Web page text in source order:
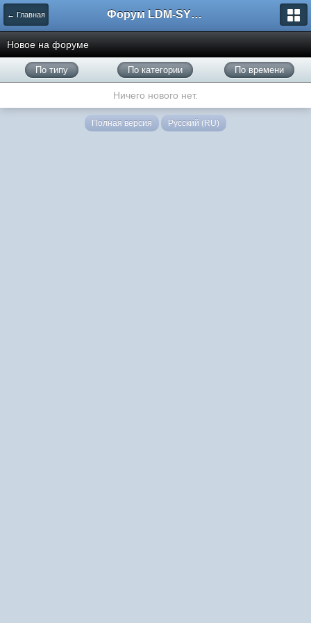
← Главная Форум LDM-SYSTEMS
Новое на форуме
По типу По категории По времени
Ничего нового нет.
Полная версия Русский (RU)